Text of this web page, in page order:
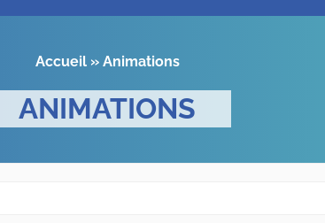
Accueil» Animations
ANIMATIONS